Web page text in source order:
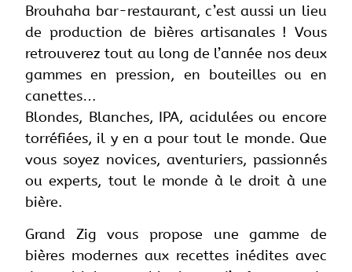
Brouhaha bar-restaurant, c’est aussi un lieu
de production de bières artisanales ! Vous
retrouverez tout au long de l’année nos deux
gammes en pression, en bouteilles ou en
canettes…
Blondes, Blanches, IPA, acidulées ou encore
torréfiées, il y en a pour tout le monde. Que
vous soyez novices, aventuriers, passionnés
ou experts, tout le monde à le droit à une
bière.
Grand Zig vous propose une gamme de
bières modernes aux recettes inédites avec